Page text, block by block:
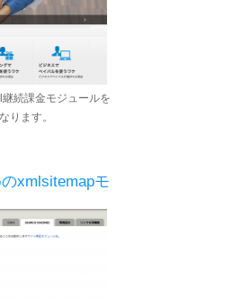
続課金モジュールを
ります。
xmlsitemapモ